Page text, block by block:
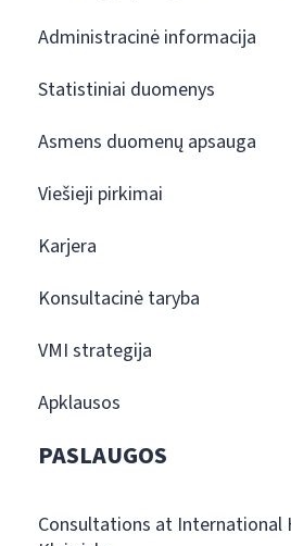
Administracinė informacija
Statistiniai duomenys
Asmens duomenų apsauga
Viešieji pirkimai
Karjera
Konsultacinė taryba
VMI strategija
Apklausos
PASLAUGOS
Consultations at International